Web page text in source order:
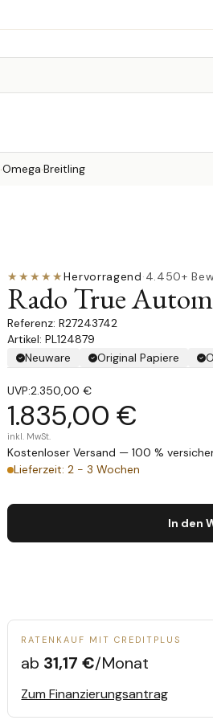
·Omega·Breitling
★★★★★Hervorragend·4.450+
Rado True
R27243742
Artikel: PL124879
Neuware
Original Papiere
UVP:2.350,00 €
1.835,00 €
inkl. MwSt.
Kostenloser Versand — 100 %
Lieferzeit: 2 - 3 Wochen
In den
RATENKAUF MIT CREDITPLUS
ab 31,17 €/Monat
Zum Finanzierungsantrag